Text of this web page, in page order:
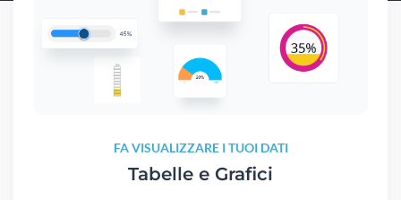
FA VISUALIZZARE I TUOI DATI
Tabelle e Grafici